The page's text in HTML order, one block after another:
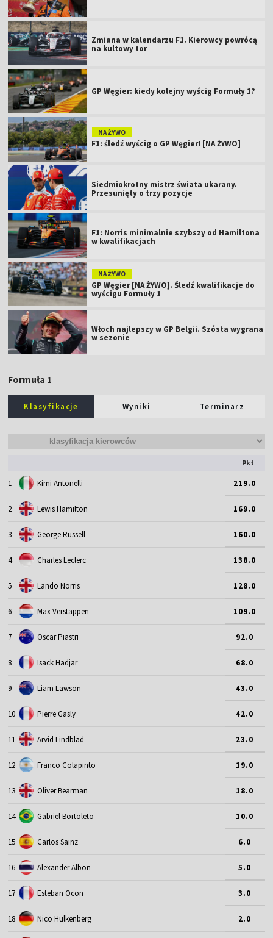
Zmiana w kalendarzu F1. Kierowcy powrócą
na kultowy tor
GP Węgier: kiedy kolejny wyścig Formuły 1?
NA ŻYWO
F1: śledź wyścig o GP Węgier! [NA ŻYWO]
Siedmiokrotny mistrz świata ukarany.
Przesunięty o trzy pozycje
F1: Norris minimalnie szybszy od Hamiltona
w kwalifikacjach
NA ŻYWO
GP Węgier [NA ŻYWO]. Śledź kwalifikacje do
wyścigu Formuły 1
Włoch najlepszy w GP Belgii. Szósta wygrana
w sezonie
Formuła 1
Klasyfikacje Wyniki Terminarz
Pkt
1 Kimi Antonelli 219.0
2 Lewis Hamilton 169.0
3 George Russell 160.0
4 Charles Leclerc 138.0
5 Lando Norris 128.0
6 Max Verstappen 109.0
7 Oscar Piastri 92.0
8 Isack Hadjar 68.0
9 Liam Lawson 43.0
10 Pierre Gasly 42.0
11 Arvid Lindblad 23.0
12 Franco Colapinto 19.0
13 Oliver Bearman 18.0
14 Gabriel Bortoleto 10.0
15 Carlos Sainz 6.0
16 Alexander Albon 5.0
17 Esteban Ocon 3.0
18 Nico Hulkenberg 2.0